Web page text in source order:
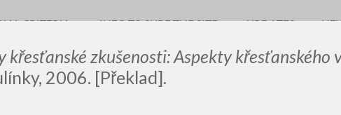
křesťanské zkušenosti: Aspekty křesťanského
2006. [Překlad].
CRITERIA INFO TO SURF THE SITE UPDATESAND